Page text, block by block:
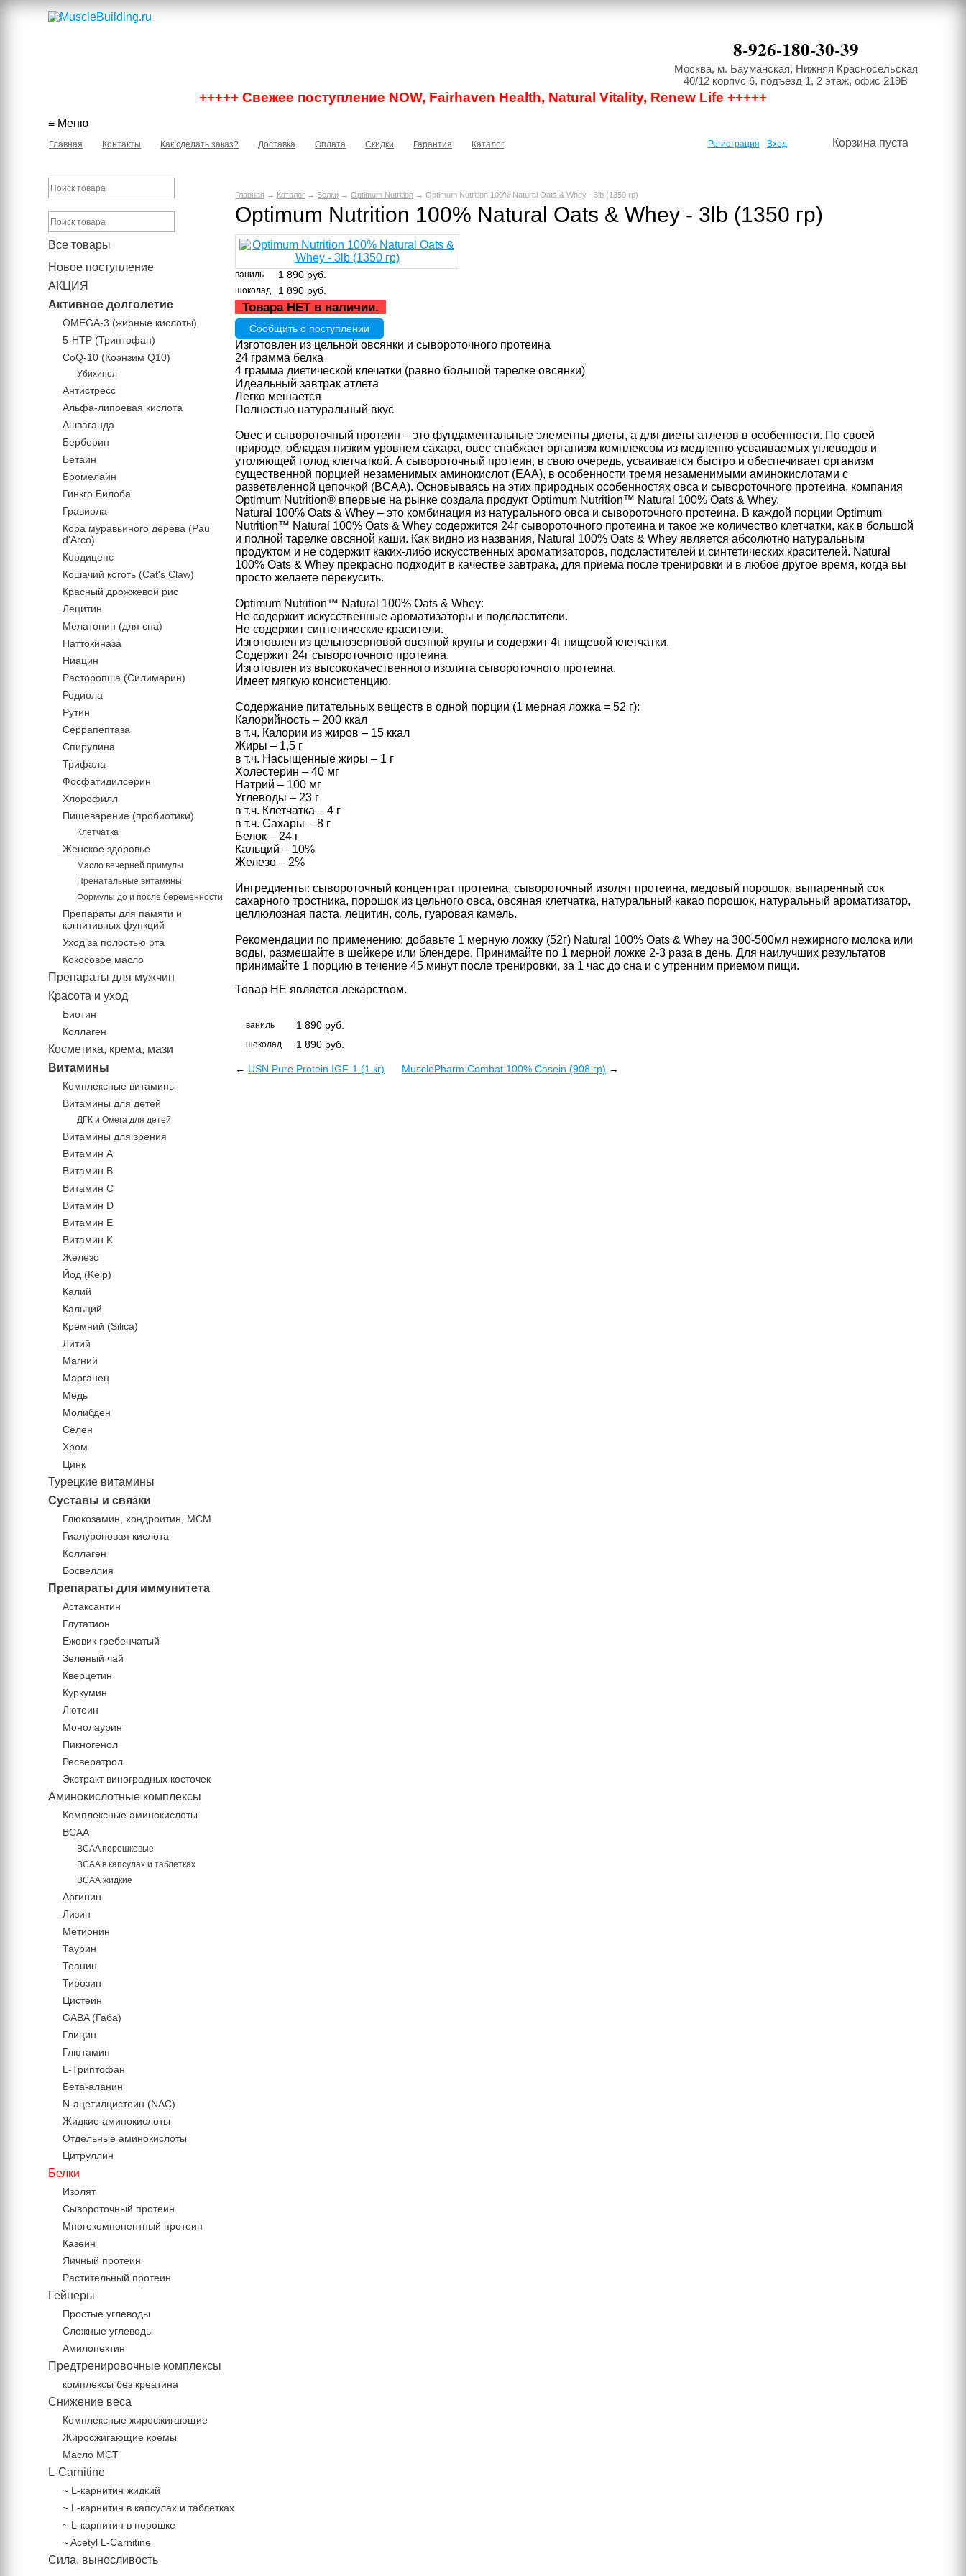
8-926-180-30-39
Москва, м. Бауманская, Нижняя Красносельская
40/12 корпус 6, подъезд 1, 2 этаж, офис 219В
+++++ Свежее поступление NOW, Fairhaven Health, Natural Vitality, Renew Life +++++
≡ Меню
Главная Контакты Как сделать заказ? Доставка Оплата Скидки Гарантия Каталог Корзина пуста
Регистрация Вход
Главная → Каталог → Белки →Optimum Nutrition → Optimum Nutrition 100% Natural Oats & Whey - 3lb (1350 гр)
Optimum Nutrition 100% Natural Oats & Whey - 3lb (1350 гр)
ваниль 1 890 руб.
шоколад 1 890 руб.
Товара НЕТ в наличии.
Сообщить о поступлении
Изготовлен из цельной овсянки и сывороточного протеина
24 грамма белка
4 грамма диетической клечатки (равно большой тарелке овсянки)
Идеальный завтрак атлета
Легко мешается
Полностью натуральный вкус
Овес и сывороточный протеин – это фундаментальные элементы диеты, а для диеты атлетов в особенности. По своей
природе, обладая низким уровнем сахара, овес снабжает организм комплексом из медленно усваиваемых углеводов и
утоляющей голод клетчаткой. А сывороточный протеин, в свою очередь, усваивается быстро и обеспечивает организм
существенной порцией незаменимых аминокислот (EAA), в особенности тремя незаменимыми аминокислотами с
разветвленной цепочкой (BCAA). Основываясь на этих природных особенностях овса и сывороточного протеина, компания
Optimum Nutrition® впервые на рынке создала продукт Optimum Nutrition™ Natural 100% Oats & Whey.
Natural 100% Oats & Whey – это комбинация из натурального овса и сывороточного протеина. В каждой порции Optimum
Nutrition™ Natural 100% Oats & Whey содержится 24г сывороточного протеина и такое же количество клетчатки, как в большой
и полной тарелке овсяной каши. Как видно из названия, Natural 100% Oats & Whey является абсолютно натуральным
продуктом и не содержит каких-либо искусственных ароматизаторов, подсластителей и синтетических красителей. Natural
100% Oats & Whey прекрасно подходит в качестве завтрака, для приема после тренировки и в любое другое время, когда вы
просто желаете перекусить.
Optimum Nutrition™ Natural 100% Oats & Whey:
Не содержит искусственные ароматизаторы и подсластители.
Не содержит синтетические красители.
Изготовлен из цельнозерновой овсяной крупы и содержит 4г пищевой клетчатки.
Содержит 24г сывороточного протеина.
Изготовлен из высококачественного изолята сывороточного протеина.
Имеет мягкую консистенцию.
Содержание питательных веществ в одной порции (1 мерная ложка = 52 г):
Калорийность – 200 ккал
в т.ч. Калории из жиров – 15 ккал
Жиры – 1,5 г
в т.ч. Насыщенные жиры – 1 г
Холестерин – 40 мг
Натрий – 100 мг
Углеводы – 23 г
в т.ч. Клетчатка – 4 г
в т.ч. Сахары – 8 г
Белок – 24 г
Кальций – 10%
Железо – 2%
Ингредиенты: сывороточный концентрат протеина, сывороточный изолят протеина, медовый порошок, выпаренный сок
сахарного тростника, порошок из цельного овса, овсяная клетчатка, натуральный какао порошок, натуральный ароматизатор,
целлюлозная паста, лецитин, соль, гуаровая камель.
Рекомендации по применению: добавьте 1 мерную ложку (52г) Natural 100% Oats & Whey на 300-500мл нежирного молока или
воды, размешайте в шейкере или блендере. Принимайте по 1 мерной ложке 2-3 раза в день. Для наилучших результатов
принимайте 1 порцию в течение 45 минут после тренировки, за 1 час до сна и с утренним приемом пищи.
Товар НЕ является лекарством.
ваниль 1 890 руб.
шоколад 1 890 руб.
← USN Pure Protein IGF-1 (1 кг) MusclePharm Combat 100% Casein (908 гр) →
Все товары
Новое поступление
АКЦИЯ
Активное долголетие
OMEGA-3 (жирные кислоты)
5-HTP (Триптофан)
CoQ-10 (Коэнзим Q10)
Убихинол
Антистресс
Альфа-липоевая кислота
Ашваганда
Берберин
Бетаин
Бромелайн
Гинкго Билоба
Гравиола
Кора муравьиного дерева (Pau
d'Arco)
Кордицепс
Кошачий коготь (Cat's Claw)
Красный дрожжевой рис
Лецитин
Мелатонин (для сна)
Наттокиназа
Ниацин
Расторопша (Силимарин)
Родиола
Рутин
Серрапептаза
Спирулина
Трифала
Фосфатидилсерин
Хлорофилл
Пищеварение (пробиотики)
Клетчатка
Женское здоровье
Масло вечерней примулы
Пренатальные витамины
Формулы до и после беременности
Препараты для памяти и
когнитивных функций
Уход за полостью рта
Кокосовое масло
Препараты для мужчин
Красота и уход
Биотин
Коллаген
Косметика, крема, мази
Витамины
Комплексные витамины
Витамины для детей
ДГК и Омега для детей
Витамины для зрения
Витамин А
Витамин В
Витамин C
Витамин D
Витамин Е
Витамин K
Железо
Йод (Kelp)
Калий
Кальций
Кремний (Silica)
Литий
Магний
Марганец
Медь
Молибден
Селен
Хром
Цинк
Турецкие витамины
Суставы и связки
Глюкозамин, хондроитин, МСМ
Гиалуроновая кислота
Коллаген
Босвеллия
Препараты для иммунитета
Астаксантин
Глутатион
Ежовик гребенчатый
Зеленый чай
Кверцетин
Куркумин
Лютеин
Монолаурин
Пикногенол
Ресвератрол
Экстракт виноградных косточек
Аминокислотные комплексы
Комплексные аминокислоты
BCAA
BCAA порошковые
BCAA в капсулах и таблетках
ВСАА жидкие
Аргинин
Лизин
Метионин
Таурин
Теанин
Тирозин
Цистеин
GABA (Габа)
Глицин
Глютамин
L-Триптофан
Бета-аланин
N-ацетилцистеин (NAC)
Жидкие аминокислоты
Отдельные аминокислоты
Цитруллин
Белки
Изолят
Сывороточный протеин
Многокомпонентный протеин
Казеин
Яичный протеин
Растительный протеин
Гейнеры
Простые углеводы
Сложные углеводы
Амилопектин
Предтренировочные комплексы
комплексы без креатина
Снижение веса
Комплексные жиросжигающие
Жиросжигающие кремы
Масло МСТ
L-Carnitine
~ L-карнитин жидкий
~ L-карнитин в капсулах и таблетках
~ L-карнитин в порошке
~ Acetyl L-Carnitine
Сила, выносливость